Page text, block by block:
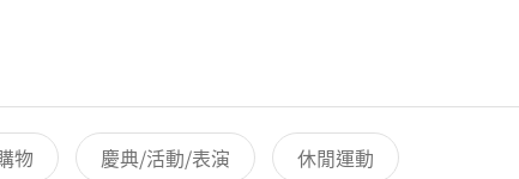
物 慶典/活動/表演 休閒運動